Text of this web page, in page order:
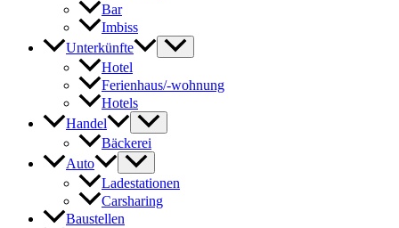
Bar
Imbiss
Unterkünfte
Hotel
Ferienhaus/-wohnung
Hotels
Handel
Bäckerei
Auto
Ladestationen
Carsharing
Baustellen